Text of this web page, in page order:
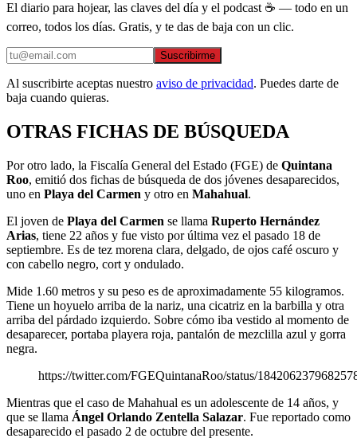
El diario para hojear, las claves del día y el podcast ☕ — todo en un
correo, todos los días. Gratis, y te das de baja con un clic.
Suscribirme
Al suscribirte aceptas nuestro aviso de privacidad. Puedes darte de
baja cuando quieras.
OTRAS FICHAS DE BÚSQUEDA
Por otro lado, la Fiscalía General del Estado (FGE) de Quintana
Roo, emitió dos fichas de búsqueda de dos jóvenes desaparecidos,
uno en Playa del Carmen y otro en Mahahual.
El joven de Playa del Carmen se llama Ruperto Hernández
Arias, tiene 22 años y fue visto por última vez el pasado 18 de
septiembre. Es de tez morena clara, delgado, de ojos café oscuro y
con cabello negro, cort y ondulado.
Mide 1.60 metros y su peso es de aproximadamente 55 kilogramos.
Tiene un hoyuelo arriba de la nariz, una cicatriz en la barbilla y otra
arriba del párdado izquierdo. Sobre cómo iba vestido al momento de
desaparecer, portaba playera roja, pantalón de mezclilla azul y gorra
negra.
https://twitter.com/FGEQuintanaRoo/status/
Mientras que el caso de Mahahual es un adolescente de 14 años, y
que se llama Ángel Orlando Zentella Salazar. Fue reportado como
desaparecido el pasado 2 de octubre del presente.